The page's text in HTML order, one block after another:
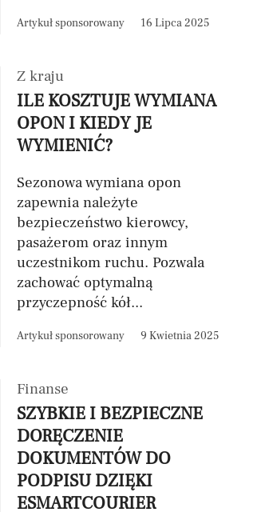
Artykuł sponsorowany 16 Lipca 2025
Z kraju
ILE KOSZTUJE WYMIANA
OPON I KIEDY JE
WYMIENIĆ?
Sezonowa wymiana opon
zapewnia należyte
bezpieczeństwo kierowcy,
pasażerom oraz innym
uczestnikom ruchu. Pozwala
zachować optymalną
przyczepność kół...
Artykuł sponsorowany 9 Kwietnia 2025
Finanse
SZYBKIE I BEZPIECZNE
DORĘCZENIE
DOKUMENTÓW DO
PODPISU DZIĘKI
ESMARTCOURIER